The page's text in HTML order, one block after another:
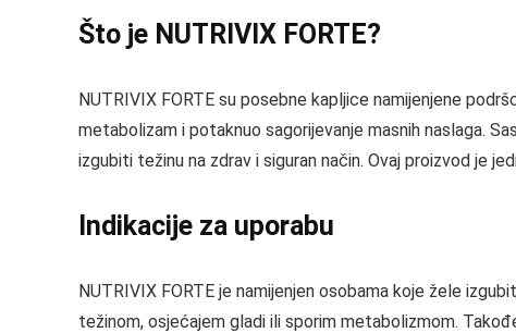
Što je NUTRIVIX FORTE?
NUTRIVIX FORTE su posebne kapljice namijenjene
metabolizam i potaknuo sagorijevanje masnih naslaga.
izgubiti težinu na zdrav i siguran način. Ovaj proizvod je
Indikacije za uporabu
NUTRIVIX FORTE je namijenjen osobama koje žele
težinom, osjećajem gladi ili sporim metabolizmom.